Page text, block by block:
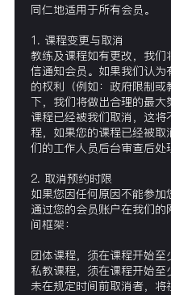
同仁地适用于所有会员。
1. 课程变更与取消
教练及课程如有更改，我
信通知会员。如果我们认
的权利（例如：政府限制
下，我们将做出合理的最
课程已经被我们取消，这
程，如果您的课程已经被
们的工作人员后台审查后处
2. 取消预约时限
如果您因任何原因不能参
通过您的会员账户在我们
间框架：
团体课程，须在课程开始至
私教课程，须在课程开始至
未在规定时间前取消者，将